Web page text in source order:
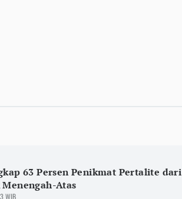
63 Persen Penikmat Pertalite dari
Atas
WIB